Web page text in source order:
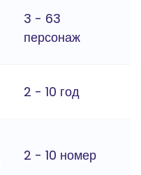
3 - 63
персонаж
2 - 10 год
2 - 10 номер